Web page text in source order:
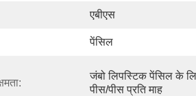
एबीएस
पेंसिल
जंबो लिपस्टिक पेंसिल के
पीस/पीस प्रति माह